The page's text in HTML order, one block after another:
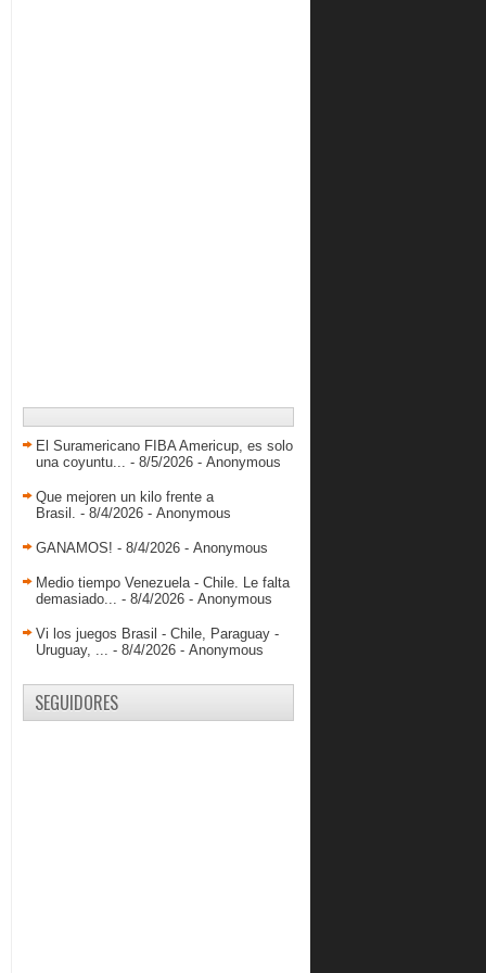
El Suramericano FIBA Americup, es solo
una coyuntu... - 8/5/2026 - Anonymous
Que mejoren un kilo frente a
Brasil. - 8/4/2026 - Anonymous
GANAMOS! - 8/4/2026 - Anonymous
Medio tiempo Venezuela - Chile. Le falta
demasiado... - 8/4/2026 - Anonymous
Vi los juegos Brasil - Chile, Paraguay -
Uruguay, ... - 8/4/2026 - Anonymous
SEGUIDORES